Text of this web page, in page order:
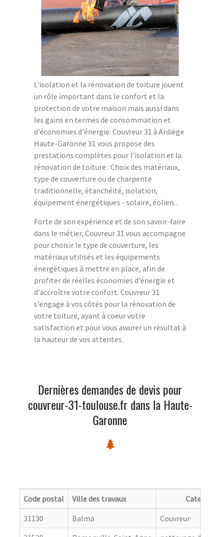
L'isolation et la rénovation de toiture jouent
un rôle important dans le confort et la
protection de votre maison mais aussi dans
les gains en termes de consommation et
d'économies d'énergie. Couvreur 31 à Ardiège
Haute-Garonne 31 vous propose des
prestations complètes pour l'isolation et la
rénovation de toiture : Choix des matériaux,
type de couverture ou de charpente
traditionnelle, étanchéité, isolation,
équipement énergétiques - solaire, éolien...
Forte de son expérience et de son savoir-faire
dans le métier, Couvreur 31 vous accompagne
pour choisir le type de couverture, les
matériaux utilisés et les équipements
énergétiques à mettre en place, afin de
profiter de réelles économies d'énergie et
d'accroître votre confort. Couvreur 31
s'engage à vos côtés pour la rénovation de
votre toiture, ayant à coeur votre
satisfaction et pour vous awurer un résultat à
la hauteur de vos attentes.
Dernières demandes de devis pour
couvreur-31-toulouse.fr dans la Haute-
Garonne
Code postal Ville des travaux
Categorie
31130
Balma
Couvreur